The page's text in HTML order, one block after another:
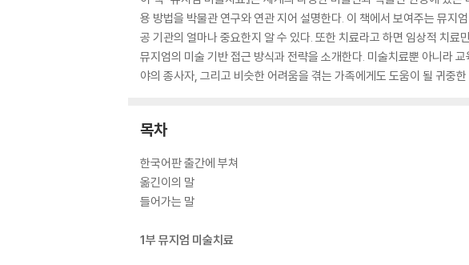
용 방법을 박물관 연구와 연관 지어 설명한다. 이 책에서 보여주는 뮤지
공 기관의 얼마나 중요한지 알 수 있다. 또한 치료라고 하면 임상적 치
뮤지엄의 미술 기반 접근 방식과 전략을 소개한다. 미술치료뿐 아니라
야의 종사자, 그리고 비슷한 어려움을 겪는 가족에게도 도움이 될 귀중
목차
한국어판 출간에 부쳐
옮긴이의 말
들어가는 말
1부 뮤지엄 미술치료